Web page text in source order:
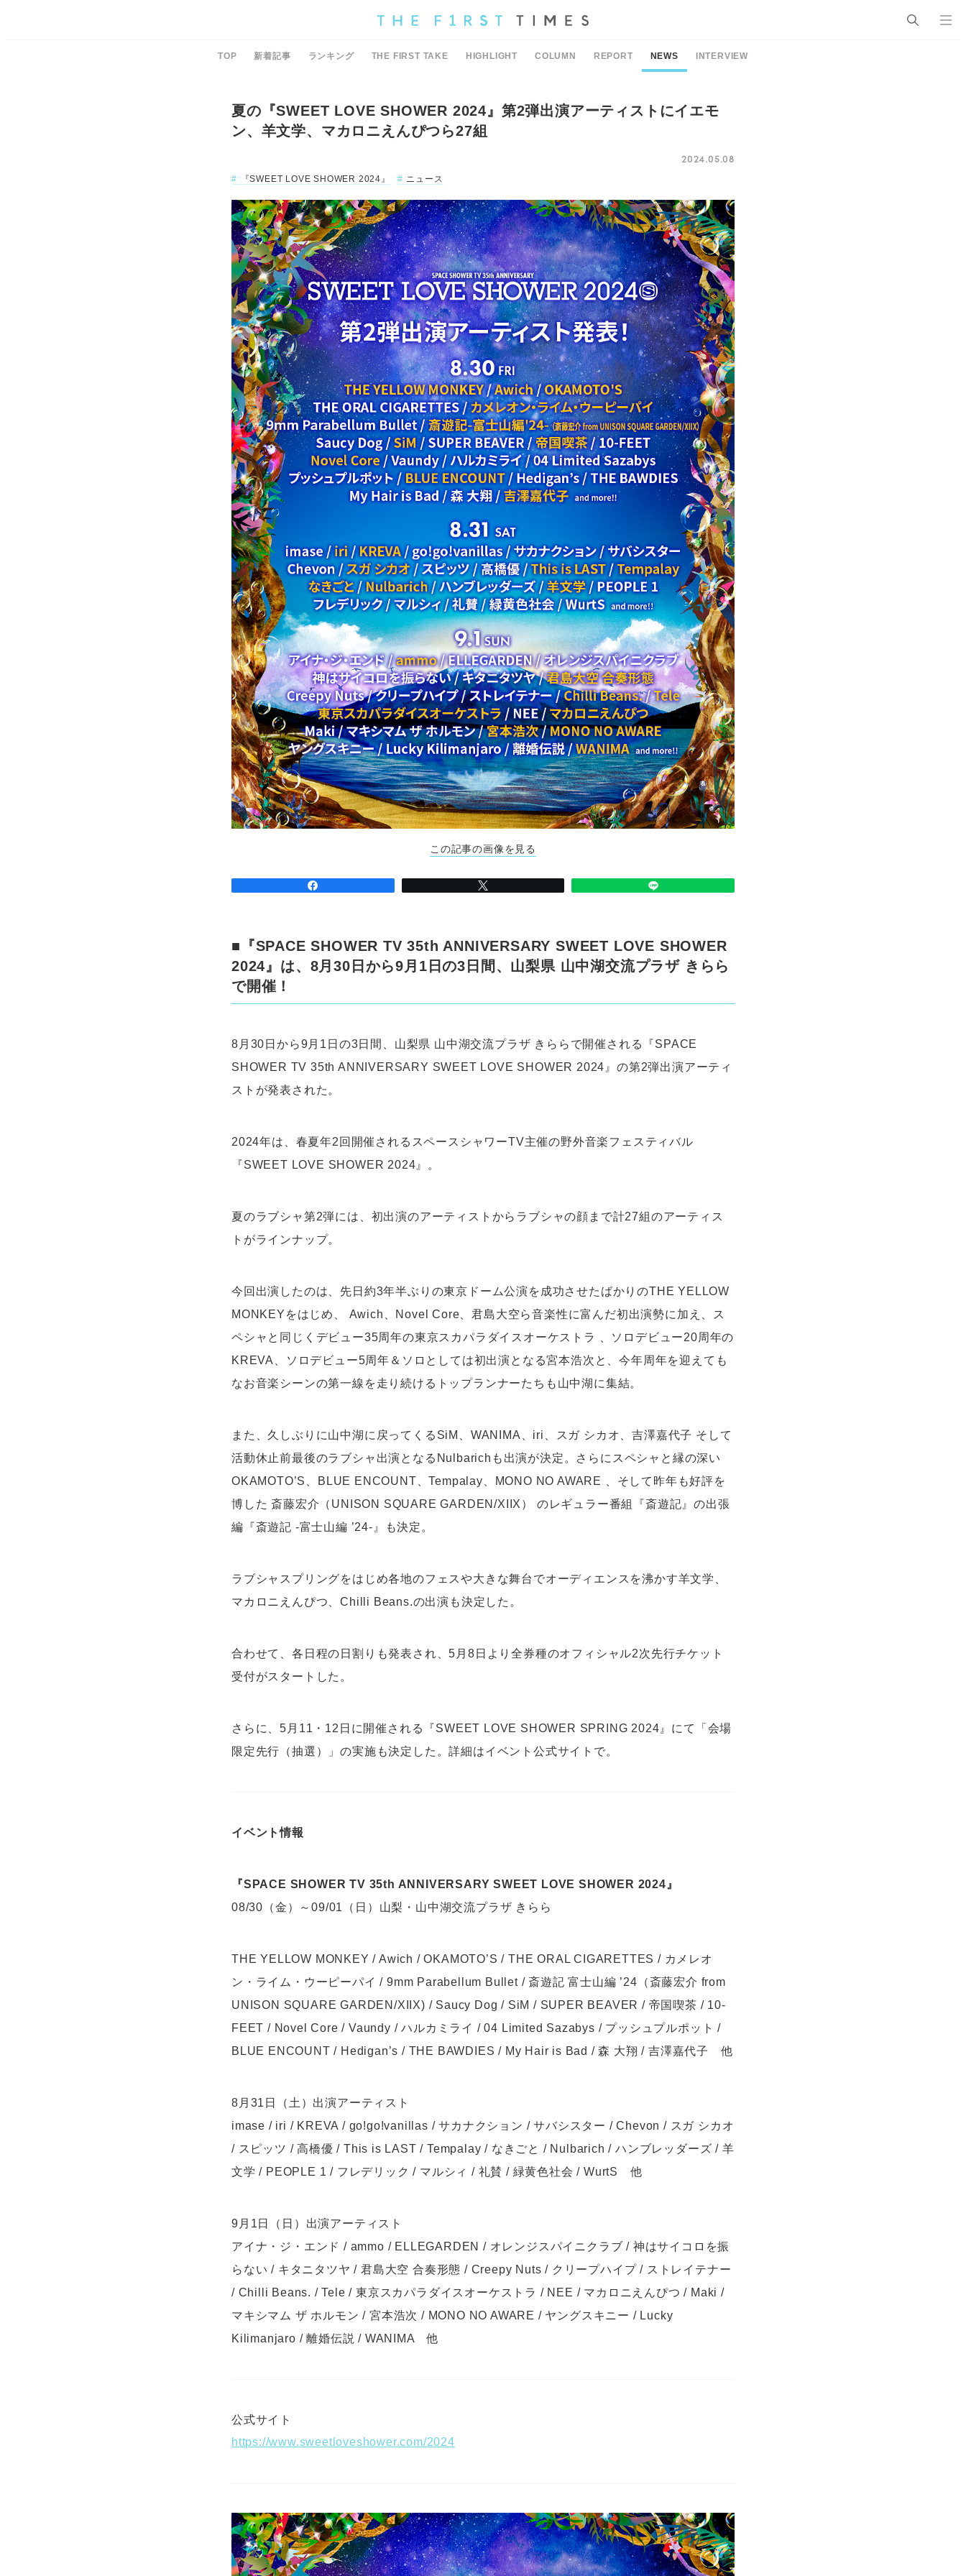
TOP 新着記事 ランキング THE FIRST TAKE HIGHLIGHT COLUMN REPORT NEWS INTERVIEW
夏の『SWEET LOVE SHOWER 2024』第2弾出演アーティストにイエモ
ン、羊文学、マカロニえんぴつら27組
2024.05.08
『SWEET LOVE SHOWER 2024』
ニュース
この記事の画像を見る
■『SPACE SHOWER TV 35th ANNIVERSARY SWEET LOVE SHOWER
2024』は、8月30日から9月1日の3日間、山梨県 山中湖交流プラザ きらら
で開催！
8月30日から9月1日の3日間、山梨県 山中湖交流プラザ きららで開催される『SPACE
SHOWER TV 35th ANNIVERSARY SWEET LOVE SHOWER 2024』の第2弾出演アーティ
ストが発表された。
2024年は、春夏年2回開催されるスペースシャワーTV主催の野外音楽フェスティバル
『SWEET LOVE SHOWER 2024』。
夏のラブシャ第2弾には、初出演のアーティストからラブシャの顔まで計27組のアーティス
トがラインナップ。
今回出演したのは、先日約3年半ぶりの東京ドーム公演を成功させたばかりのTHE YELLOW
MONKEYをはじめ、 Awich、Novel Core、君島大空ら音楽性に富んだ初出演勢に加え、ス
ペシャと同じくデビュー35周年の東京スカパラダイスオーケストラ 、ソロデビュー20周年の
KREVA、ソロデビュー5周年＆ソロとしては初出演となる宮本浩次と、今年周年を迎えても
なお音楽シーンの第一線を走り続けるトップランナーたちも山中湖に集結。
また、久しぶりに山中湖に戻ってくるSiM、WANIMA、iri、スガ シカオ、吉澤嘉代子 そして
活動休止前最後のラブシャ出演となるNulbarichも出演が決定。さらにスペシャと縁の深い
OKAMOTO’S、BLUE ENCOUNT、Tempalay、MONO NO AWARE 、そして昨年も好評を
博した 斎藤宏介（UNISON SQUARE GARDEN/XIIX） のレギュラー番組『斎遊記』の出張
編『斎遊記 -富士山編 ’24-』も決定。
ラブシャスプリングをはじめ各地のフェスや大きな舞台でオーディエンスを沸かす羊文学、
マカロニえんぴつ、Chilli Beans.の出演も決定した。
合わせて、各日程の日割りも発表され、5月8日より全券種のオフィシャル2次先行チケット
受付がスタートした。
さらに、5月11・12日に開催される『SWEET LOVE SHOWER SPRING 2024』にて「会場
限定先行（抽選）」の実施も決定した。詳細はイベント公式サイトで。
イベント情報
『SPACE SHOWER TV 35th ANNIVERSARY SWEET LOVE SHOWER 2024』
08/30（金）～09/01（日）山梨・山中湖交流プラザ きらら
THE YELLOW MONKEY / Awich / OKAMOTO’S / THE ORAL CIGARETTES / カメレオ
ン・ライム・ウーピーパイ / 9mm Parabellum Bullet / 斎遊記 富士山編 ’24（斎藤宏介 from
UNISON SQUARE GARDEN/XIIX) / Saucy Dog / SiM / SUPER BEAVER / 帝国喫茶 / 10-
FEET / Novel Core / Vaundy / ハルカミライ / 04 Limited Sazabys / プッシュプルポット /
BLUE ENCOUNT / Hedigan’s / THE BAWDIES / My Hair is Bad / 森 大翔 / 吉澤嘉代子 他
8月31日（土）出演アーティスト
imase / iri / KREVA / go!go!vanillas / サカナクション / サバシスター / Chevon / スガ シカオ
/ スピッツ / 高橋優 / This is LAST / Tempalay / なきごと / Nulbarich / ハンブレッダーズ / 羊
文学 / PEOPLE 1 / フレデリック / マルシィ / 礼賛 / 緑黄色社会 / WurtS 他
9月1日（日）出演アーティスト
アイナ・ジ・エンド / ammo / ELLEGARDEN / オレンジスパイニクラブ / 神はサイコロを振
らない / キタニタツヤ / 君島大空 合奏形態 / Creepy Nuts / クリープハイプ / ストレイテナー
/ Chilli Beans. / Tele / 東京スカパラダイスオーケストラ / NEE / マカロニえんぴつ / Maki /
マキシマム ザ ホルモン / 宮本浩次 / MONO NO AWARE / ヤングスキニー / Lucky
Kilimanjaro / 離婚伝説 / WANIMA 他
公式サイト
https://www.sweetloveshower.com/2024